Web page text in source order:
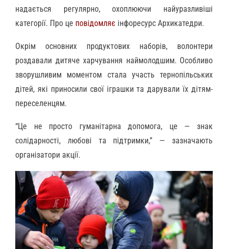
надається регулярно, охоплюючи найуразливіші
категорії. Про це повідомляє інфоресурс Архикатедри.
Окрім основних продуктових наборів, волонтери
роздавали дитяче харчування наймолодшим. Особливо
зворушливим моментом стала участь тернопільських
дітей, які приносили свої іграшки та дарували їх дітям-
переселенцям.
“Це не просто гуманітарна допомога, це — знак
солідарності, любові та підтримки,” — зазначають
організатори акції.